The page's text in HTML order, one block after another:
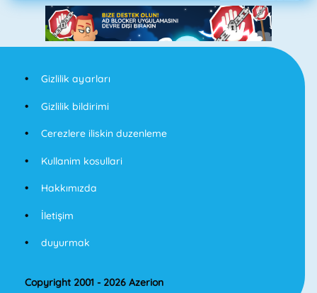
Gizlilik ayarları
Gizlilik bildirimi
Cerezlere iliskin duzenleme
Kullanim kosullari
Hakkımızda
İletişim
duyurmak
Copyright 2001 - 2026 Azerion